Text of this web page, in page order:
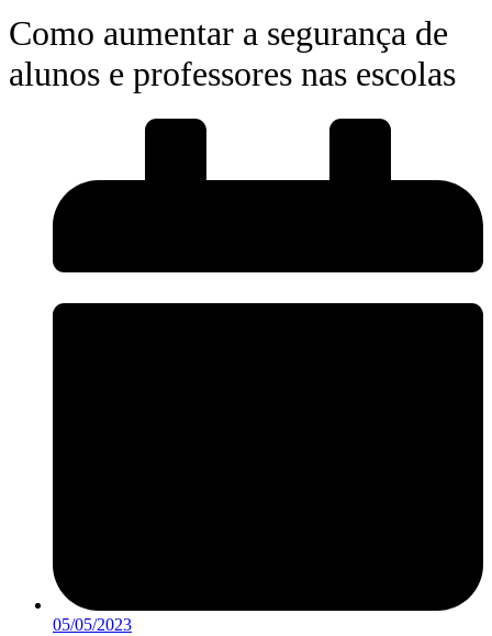
Como aumentar a segurança de
alunos e professores nas escolas
05/05/2023